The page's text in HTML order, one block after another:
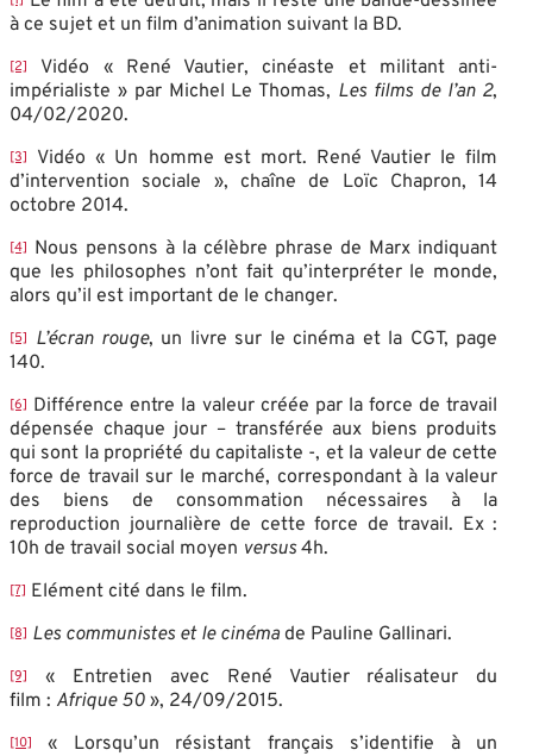
à ce sujet et un film d’animation suivant la BD.
[2]
Vidéo « René Vautier, cinéaste et militant anti-
impérialiste » par Michel Le Thomas, Les films de l’an 2,
04/02/2020.
[3]
Vidéo « Un homme est mort. René Vautier le film
d’intervention sociale », chaîne de Loïc Chapron, 14
octobre 2014.
[4]
Nous pensons à la célèbre phrase de Marx indiquant
que les philosophes n’ont fait qu’interpréter le monde,
alors qu’il est important de le changer.
[5] L’écran rouge, un livre sur le cinéma et la CGT, page
140.
[6] Différence entre la valeur créée par la force de travail
dépensée chaque jour – transférée aux biens produits
qui sont la propriété du capitaliste -, et la valeur de cette
force de travail sur le marché, correspondant à la valeur
des biens de consommation nécessaires à la
reproduction journalière de cette force de travail. Ex :
10h de travail social moyen versus4h.
[7] Elément cité dans le film.
[8] Les communistes et le cinéma de Pauline Gallinari.
[9]
« Entretien avec René Vautier réalisateur du
film : Afrique 50 », 24/09/2015.
[10]
« Lorsqu’un résistant français s’identifie à un